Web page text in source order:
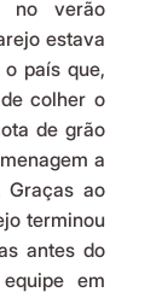
no verão
estava
país que,
colher o
de grão
a
Graças ao
terminou
antes do
em